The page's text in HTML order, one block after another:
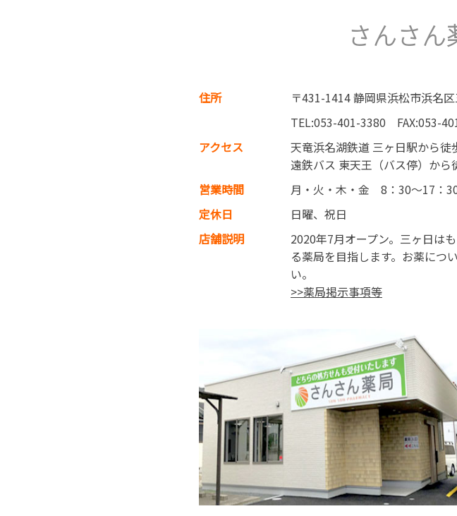
さんさ
住所
〒431-1414 静岡県浜松市浜名
TEL:053-401-3380 FAX:053-
アクセス
天竜浜名湖鉄道 三ヶ日駅から徒
遠鉄バス 東天王（バス停）から
営業時間
月・火・木・金 8：30～17
定休日
日曜、祝日
店舗説明
2020年7月オープン。三ヶ日は
る薬局を目指します。お薬につ
い。
>>薬局掲示事項等